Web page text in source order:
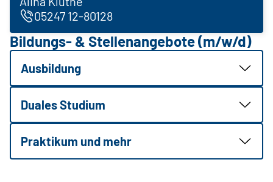
05247 12-80128
Bildungs- & Stellenangebote (m/w/d)
Ausbildung
Duales Studium
Praktikum und mehr